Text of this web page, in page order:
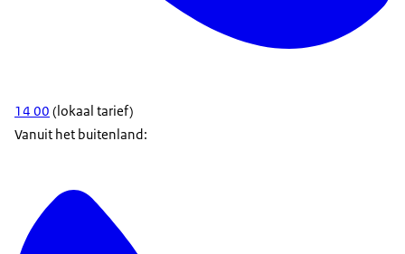
14 00 (lokaal tarief)
Vanuit het buitenland: